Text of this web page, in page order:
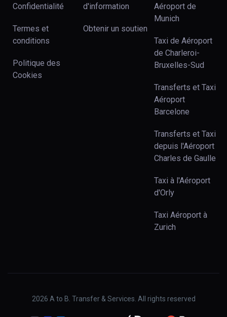
Confidentialité
Termes et
conditions
Politique des
Cookies
d'information
Obtenir un soutien
Aéroport de
Munich
Taxi de Aéroport
de Charleroi-
Bruxelles-Sud
Transferts et Taxi
Aéroport
Barcelone
Transferts et Taxi
depuis l'Aéroport
Charles de Gaulle
Taxi à l'Aéroport
d'Orly
Taxi Aéroport à
Zurich
2026 A to B. Transfer & Services. All rights reserved